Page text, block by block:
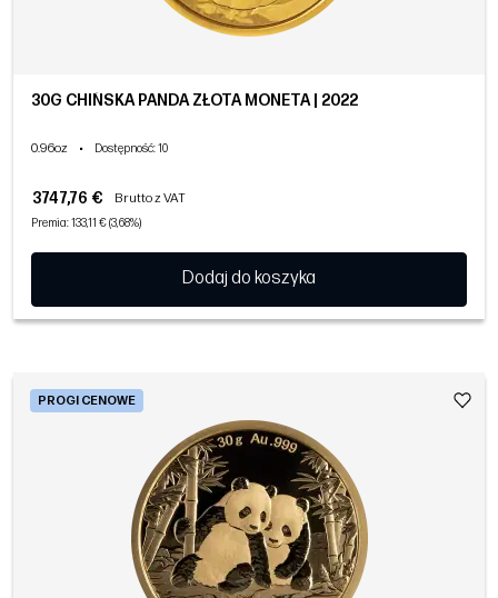
30G CHIŃSKA PANDA ZŁOTA MONETA | 2022
0.96oz • Dostępność: 10
3747,76 € Brutto z VAT
Premia: 133,11 € (3,68%)
Dodaj do koszyka
PROGI CENOWE